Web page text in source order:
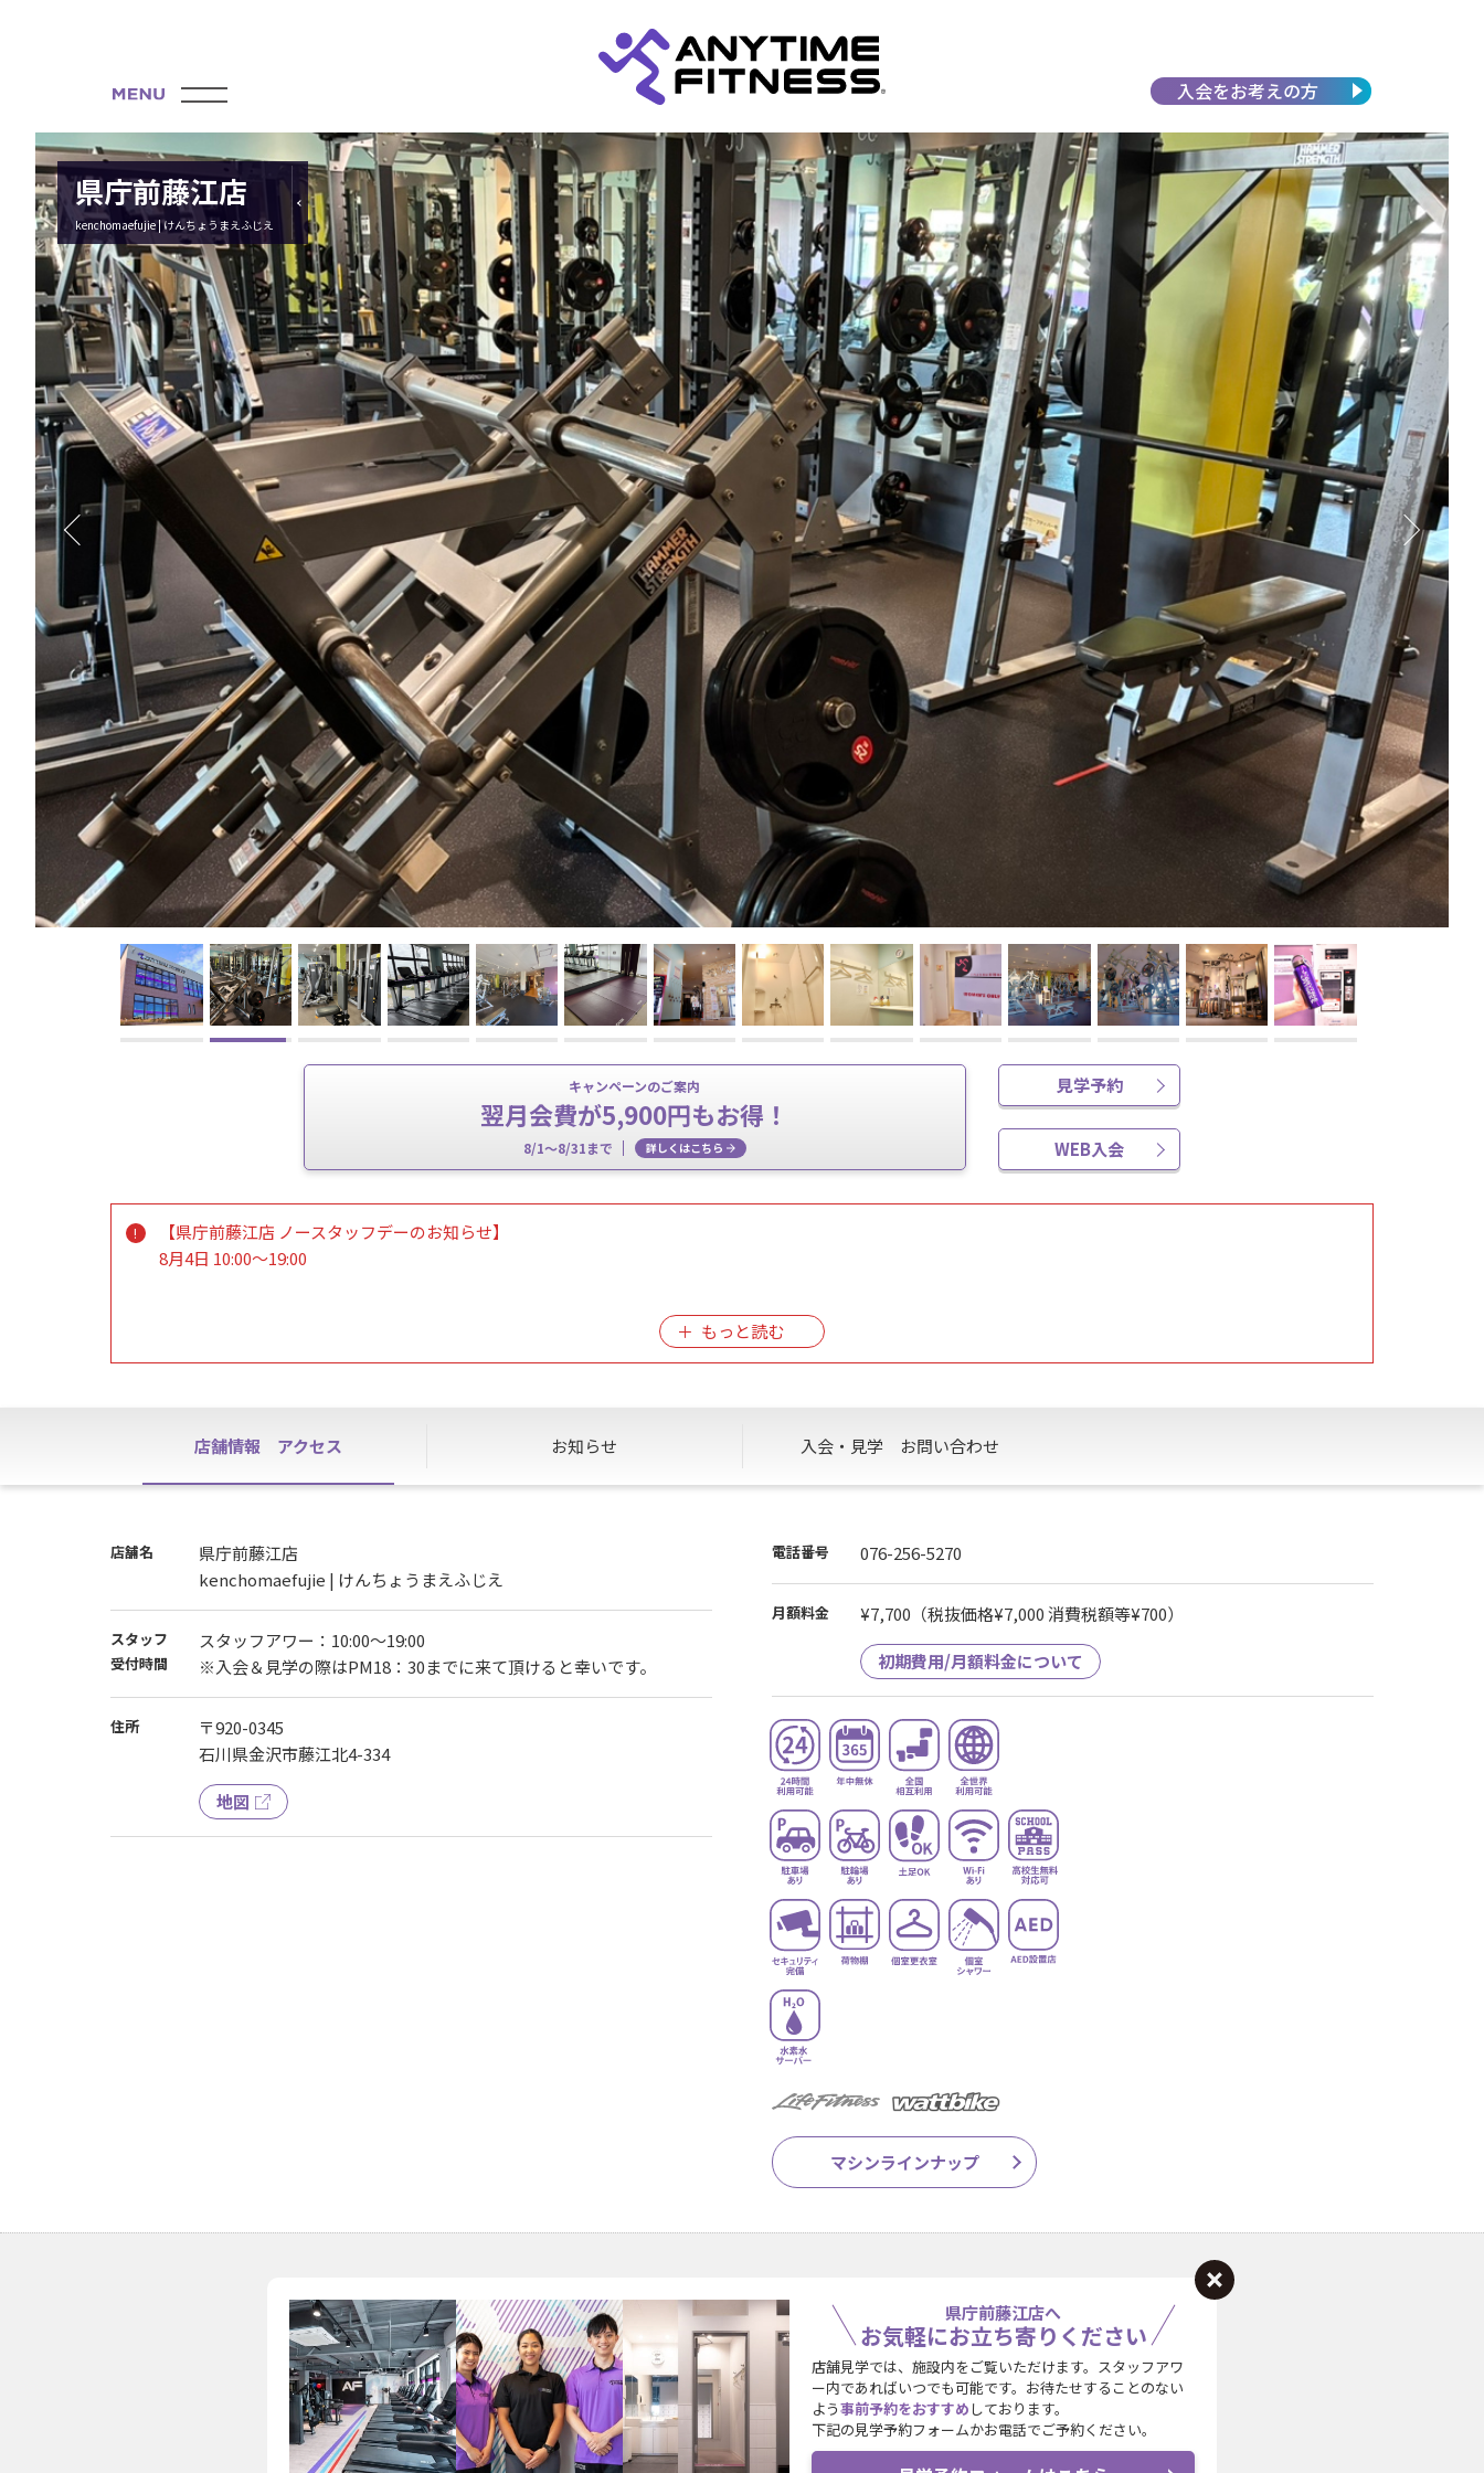
入会をお考えの方
県庁前藤江店
kenchomaefujie | けんちょうまえふじえ
キャンペーンのご案内
翌月会費が5,900円もお得！
8/1～8/31まで 詳しくはこちら
見学予約
WEB入会
【県庁前藤江店 ノースタッフデーのお知らせ】
8月4日 10:00～19:00
また、見学・無料体験やハイスクールパスの利用は不可となっております。
会員様は24時間ジムの使用はできます。
店舗情報 アクセス お知らせ 入会・見学 お問い合わせ
店舗名
県庁前藤江店
kenchomaefujie | けんちょうまえふじえ
スタッフ
受付時間
スタッフアワー：10:00～19:00
※入会＆見学の際はPM18：30までに来て頂けると幸いです。
住所
〒920-0345
石川県金沢市藤江北4-334
地図
電話番号 076-256-5270
月額料金 ¥7,700 （税抜価格¥7,000 消費税額等¥700）
初期費用/月額料金について
マシンラインナップ
県庁前藤江店へ
お気軽にお立ち寄りください
店舗見学では、施設内をご覧いただけます。スタッフアワ
ー内であればいつでも可能です。お待たせすることのない
よう事前予約をおすすめ しております。
下記の見学予約フォームかお電話でご予約ください。